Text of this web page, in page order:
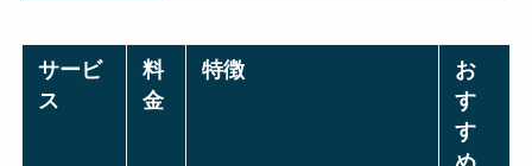
サービ
ス
料
金
特徴
お
す
す